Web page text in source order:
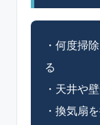
・何度掃
る
・天井や
・換気扇